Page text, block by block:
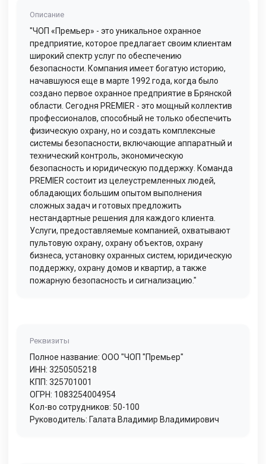
Описание
"ЧОП «Премьер» - это уникальное охранное
предприятие, которое предлагает своим клиентам
широкий спектр услуг по обеспечению
безопасности. Компания имеет богатую историю,
начавшуюся еще в марте 1992 года, когда было
создано первое охранное предприятие в Брянской
области. Сегодня PREMIER - это мощный коллектив
профессионалов, способный не только обеспечить
физическую охрану, но и создать комплексные
системы безопасности, включающие аппаратный и
технический контроль, экономическую
безопасность и юридическую поддержку. Команда
PREMIER состоит из целеустремленных людей,
обладающих большим опытом выполнения
сложных задач и готовых предложить
нестандартные решения для каждого клиента.
Услуги, предоставляемые компанией, охватывают
пультовую охрану, охрану объектов, охрану
бизнеса, установку охранных систем, юридическую
поддержку, охрану домов и квартир, а также
пожарную безопасность и сигнализацию."
Реквизиты
Полное название: ООО "ЧОП "Премьер"
ИНН: 3250505218
КПП: 325701001
ОГРН: 1083254004954
Кол-во сотрудников: 50-100
Руководитель: Галата Владимир Владимирович